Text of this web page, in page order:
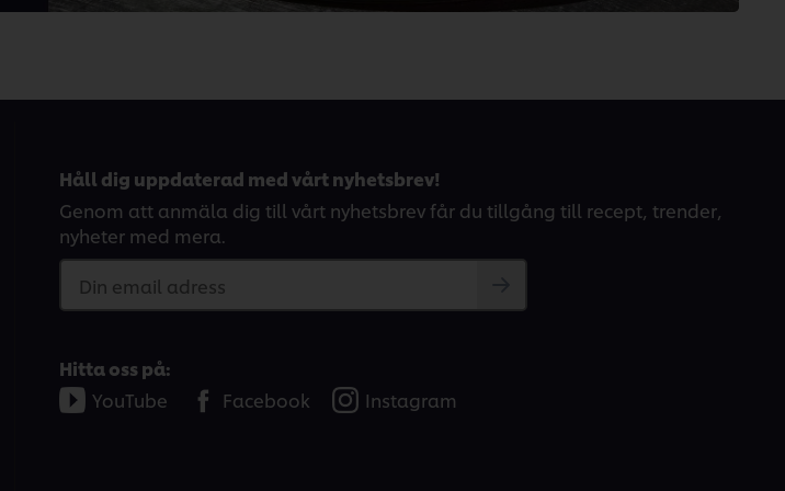
Håll dig uppdaterad med vårt nyhetsbrev!
Genom att anmäla dig till vårt nyhetsbrev får du tillgång till recept, trender,
nyheter med mera.
Din email adress
Hitta oss på:
YouTube
Facebook Instagram